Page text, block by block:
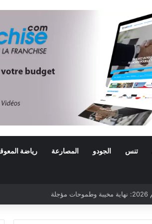
تنس الجودو المصارعة رياضة